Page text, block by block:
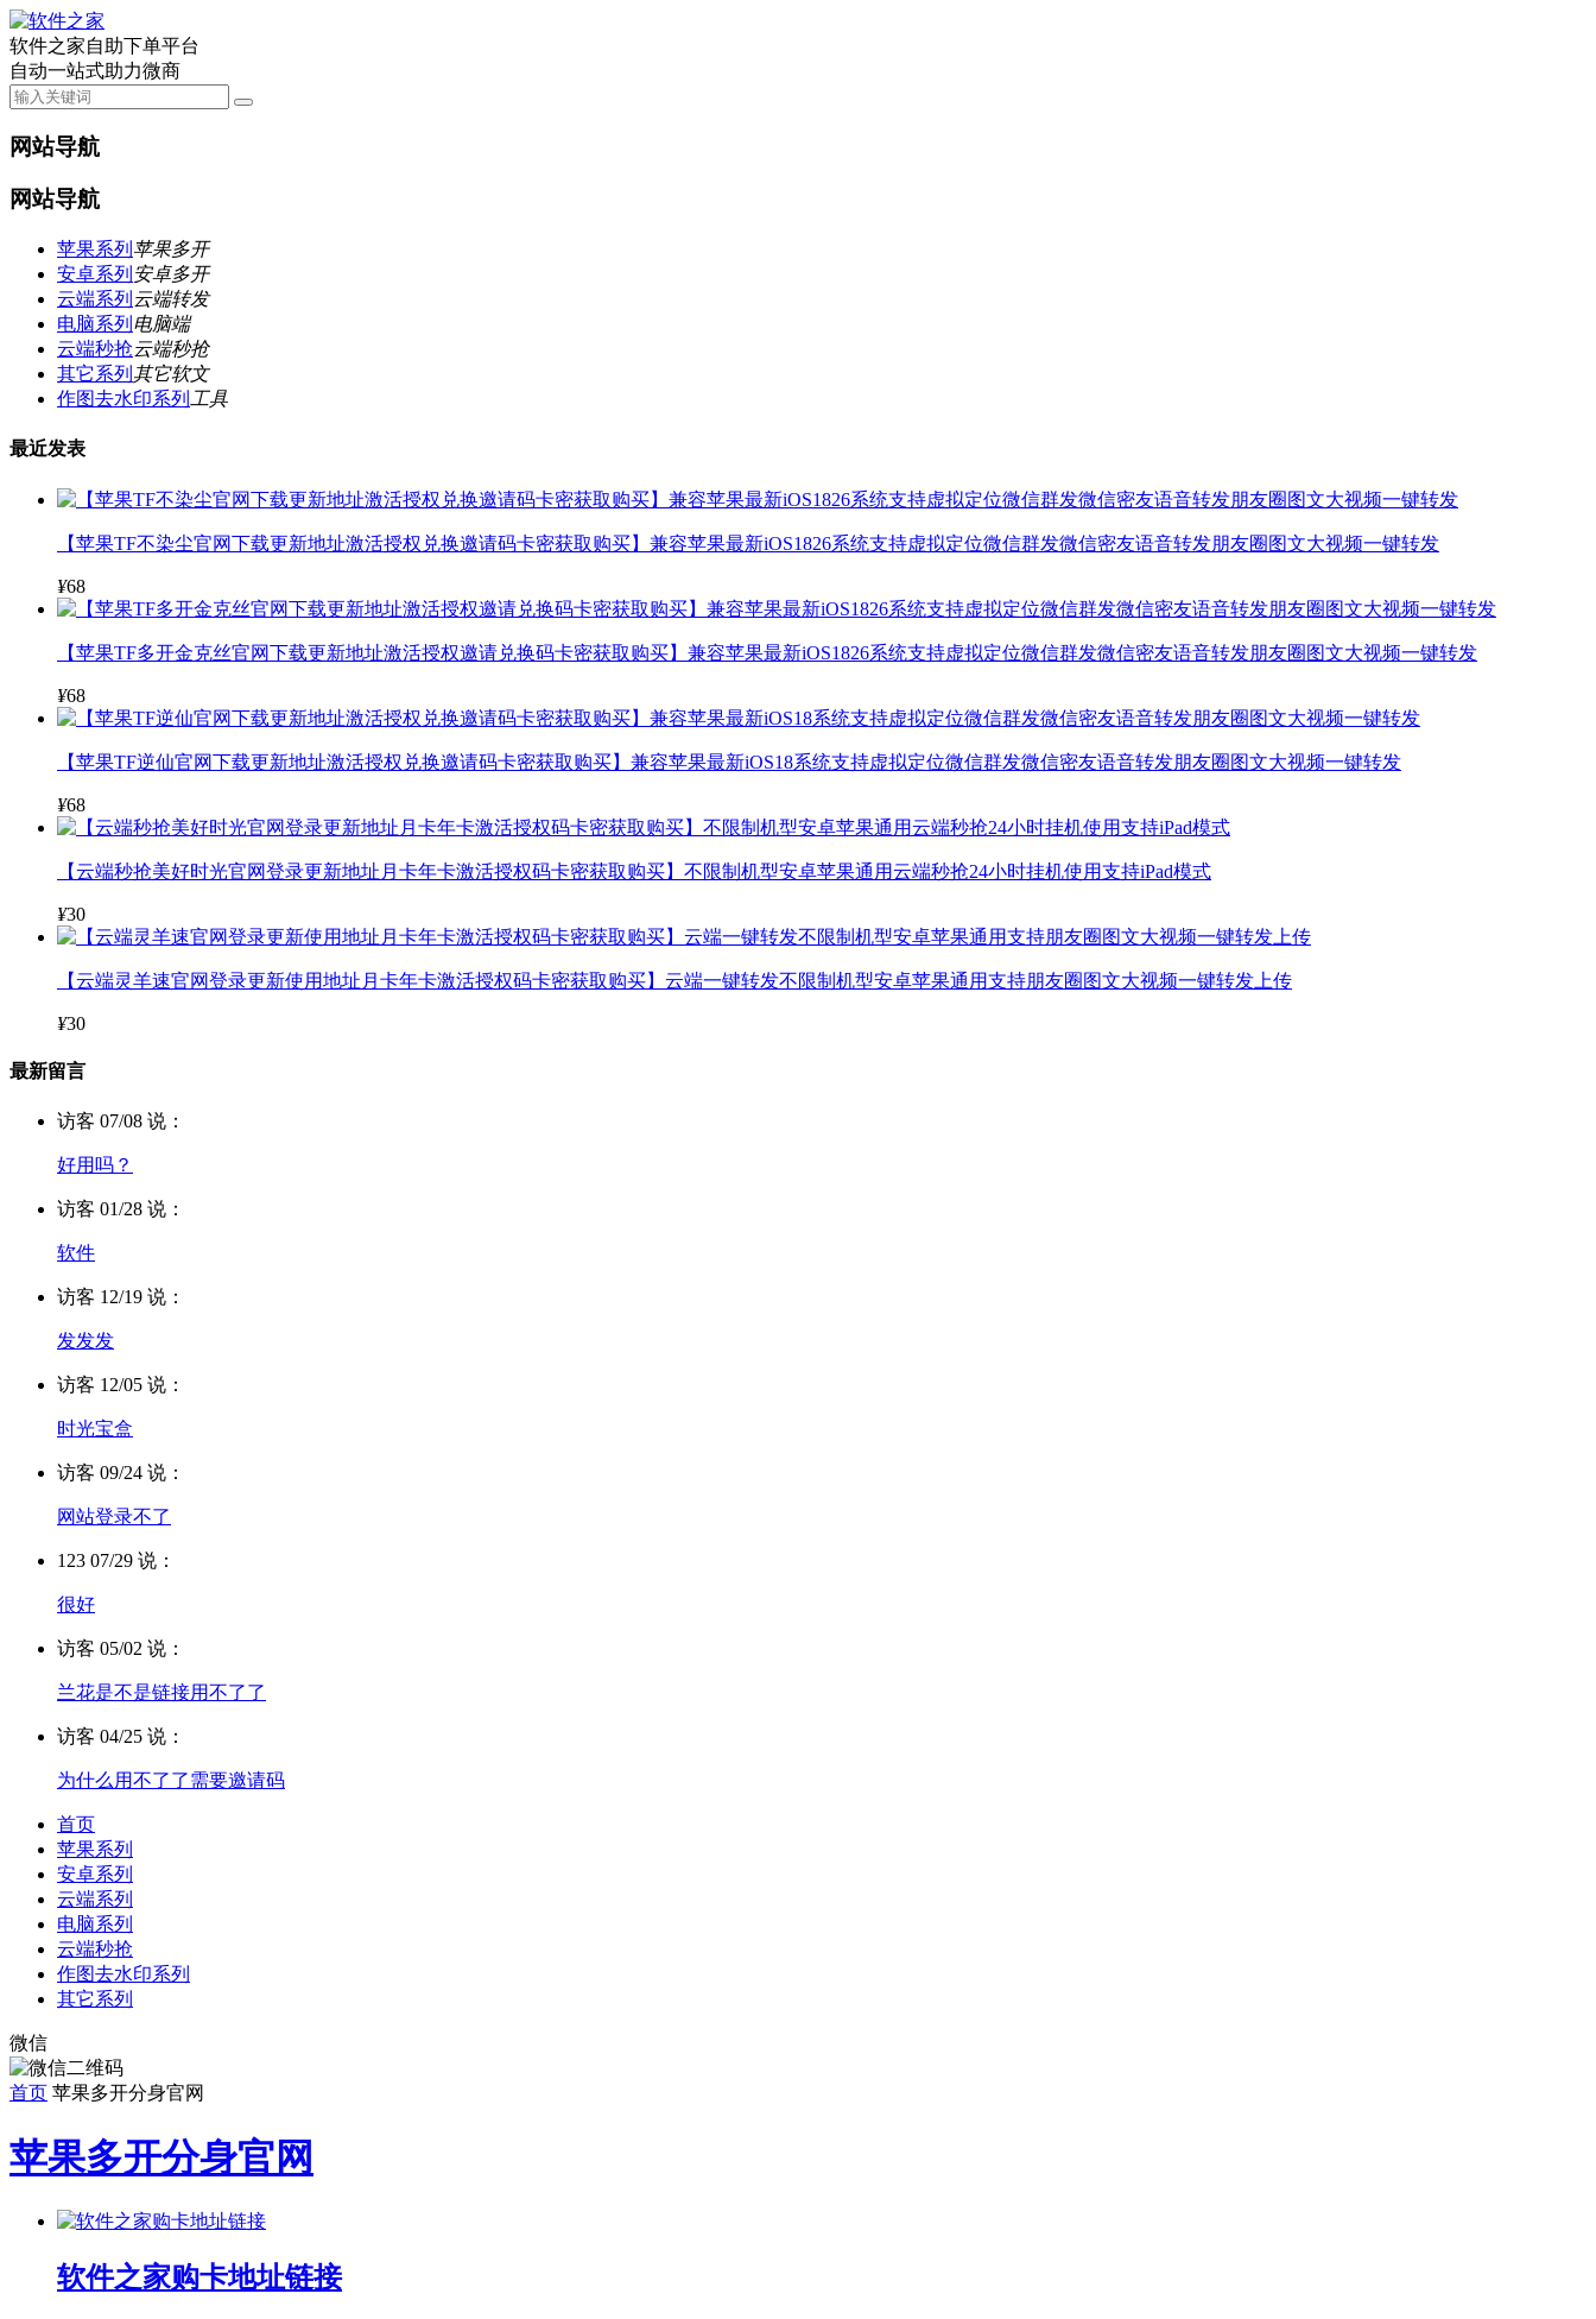
软件之家自助下单平台
自动一站式助力微商
网站导航
网站导航
苹果系列 苹果多开
安卓系列 安卓多开
云端系列 云端转发
电脑系列 电脑端
云端秒抢云端秒抢
其它系列 其它软文
作图去水印系列 工具
最近发表
【苹果TF不染尘官网下载更新地址激活授权兑换邀请码卡密获取购买】兼容苹果最新iOS1826系统支持虚拟定位微信群发微信密友语音转发朋友圈图文大视频一键转发
¥68
【苹果TF多开金克丝官网下载更新地址激活授权邀请兑换码卡密获取购买】兼容苹果最新iOS1826系统支持虚拟定位微信群发微信密友语音转发朋友圈图文大视频一键转发
¥68
【苹果TF逆仙官网下载更新地址激活授权兑换邀请码卡密获取购买】兼容苹果最新iOS18系统支持虚拟定位微信群发微信密友语音转发朋友圈图文大视频一键转发
¥68
【云端秒抢美好时光官网登录更新地址月卡年卡激活授权码卡密获取购买】不限制机型安卓苹果通用云端秒抢24小时挂机使用支持iPad模式
¥30
【云端灵羊速官网登录更新使用地址月卡年卡激活授权码卡密获取购买】云端一键转发不限制机型安卓苹果通用支持朋友圈图文大视频一键转发上传
¥30
最新留言
访客 07/08 说：
好用吗？
访客 01/28 说：
软件
访客 12/19 说：
发发发
访客 12/05 说：
时光宝盒
访客 09/24 说：
网站登录不了
123 07/29 说：
很好
访客 05/02 说：
兰花是不是链接用不了了
访客 04/25 说：
为什么用不了了需要邀请码
首页
苹果系列
安卓系列
云端系列
电脑系列
云端秒抢
作图去水印系列
其它系列
微信
首页 苹果多开分身官网
苹果多开分身官网
软件之家购卡地址链接